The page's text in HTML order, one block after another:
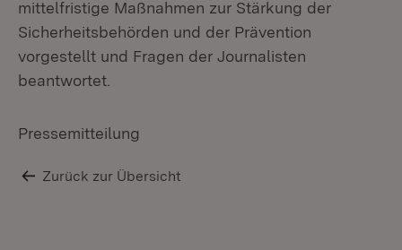
mittelfristige Maßnahmen zur Stärkung der
Sicherheitsbehörden und der Prävention
vorgestellt und Fragen der Journalisten
beantwortet.
Pressemitteilung
Zurück zur Übersicht